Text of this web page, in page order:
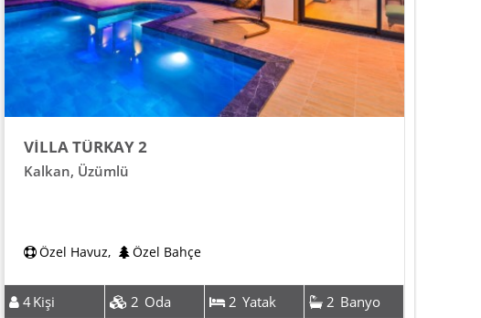
VİLLA TÜRKAY 2
Kalkan, Üzümlü
Özel Havuz, Özel Bahçe
4Kişi 2 Oda 2 Yatak 2 Banyo